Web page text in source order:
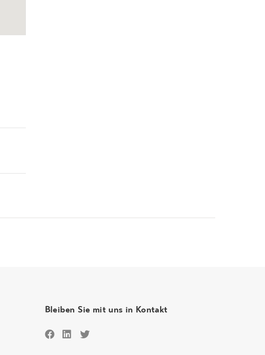
Bleiben Sie mit uns in Kontakt